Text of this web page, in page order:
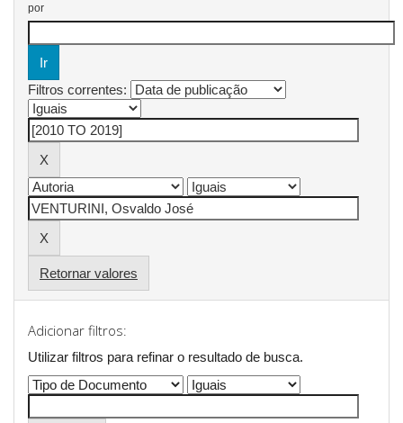
por
Filtros correntes:
Retornar valores
Adicionar filtros:
Utilizar filtros para refinar o resultado de busca.